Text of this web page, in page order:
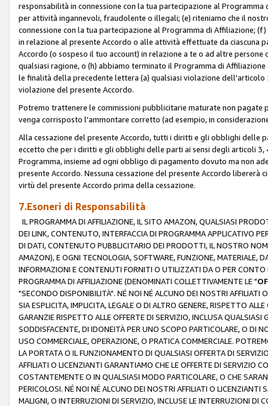
responsabilità in connessione con la tua partecipazione al
per attività ingannevoli, fraudolente o illegali; (e) riteniamo che il
connessione con la tua partecipazione al Programma di Affiliazione;
in relazione al presente Accordo o alle attività effettuate da ciascuna
Accordo (o sospeso il tuo account) in relazione a te o ad altre
qualsiasi ragione, o (h) abbiamo terminato il Programma di
le finalità della precedente lettera (a) qualsiasi violazione
violazione del presente Accordo.
Potremo trattenere le commissioni pubblicitarie maturate non
venga corrisposto l'ammontare corretto (ad esempio, in
Alla cessazione del presente Accordo, tutti i diritti e gli obblighi delle
eccetto che per i diritti e gli obblighi delle parti ai sensi degli articoli
Programma, insieme ad ogni obbligo di pagamento dovuto ma non
presente Accordo. Nessuna cessazione del presente Accordo
virtù del presente Accordo prima della cessazione.
7.Esoneri di Responsabilità
IL PROGRAMMA DI AFFILIAZIONE, IL SITO AMAZON, QUALSIASI
DEI LINK, CONTENUTO, INTERFACCIA DI PROGRAMMA APPLICATIVO
DI DATI, CONTENUTO PUBBLICITARIO DEI PRODOTTI, IL NOSTRO
AMAZON), E OGNI TECNOLOGIA, SOFTWARE, FUNZIONE, MATERIALE,
INFORMAZIONI E CONTENUTI FORNITI O UTILIZZATI DA O PER
PROGRAMMA DI AFFILIAZIONE (DENOMINATI COLLETTIVAMENTE LE "
"SECONDO DISPONIBILITÀ". NÉ NOI NÉ ALCUNO DEI NOSTRI
SIA ESPLICITA, IMPLICITA, LEGALE O DI ALTRO GENERE, RISPETTO
GARANZIE RISPETTO ALLE OFFERTE DI SERVIZIO, INCLUSA
SODDISFACENTE, DI IDONEITÀ PER UNO SCOPO PARTICOLARE, O DI
USO COMMERCIALE, OPERAZIONE, O PRATICA COMMERCIALE.
LA PORTATA O IL FUNZIONAMENTO DI QUALSIASI OFFERTA DI
AFFILIATI O LICENZIANTI GARANTIAMO CHE LE OFFERTE DI SERVIZIO
COSTANTEMENTE O IN QUALSIASI MODO PARTICOLARE, O CHE
PERICOLOSI. NÉ NOI NÉ ALCUNO DEI NOSTRI AFFILIATI O LICENZIANTI
MALIGNI, O INTERRUZIONI DI SERVIZIO, INCLUSE LE INTERRUZIONI DI